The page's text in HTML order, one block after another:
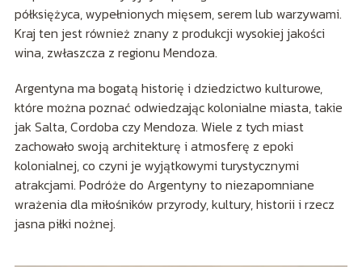
półksiężyca, wypełnionych mięsem, serem lub warzywami.
Kraj ten jest również znany z produkcji wysokiej jakości
wina, zwłaszcza z regionu Mendoza.
Argentyna ma bogatą historię i dziedzictwo kulturowe,
które można poznać odwiedzając kolonialne miasta, takie
jak Salta, Cordoba czy Mendoza. Wiele z tych miast
zachowało swoją architekturę i atmosferę z epoki
kolonialnej, co czyni je wyjątkowymi turystycznymi
atrakcjami. Podróże do Argentyny to niezapomniane
wrażenia dla miłośników przyrody, kultury, historii i rzecz
jasna piłki nożnej.